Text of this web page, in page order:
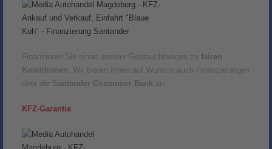
Finanzieren Sie einen unserer Gebrauchtwagen zu fairen
Konditionen. Wir bieten Ihnen auf Wunsch auch Finanzierungen
über die Santander Consumer Bank an.
KFZ-Garantie